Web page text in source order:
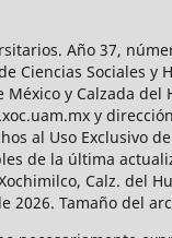
Año 37,
Ciencias Sociales y
y Calzada
y
al Uso Exclusivo
de la última
Calz. del
2026. Tamaño del